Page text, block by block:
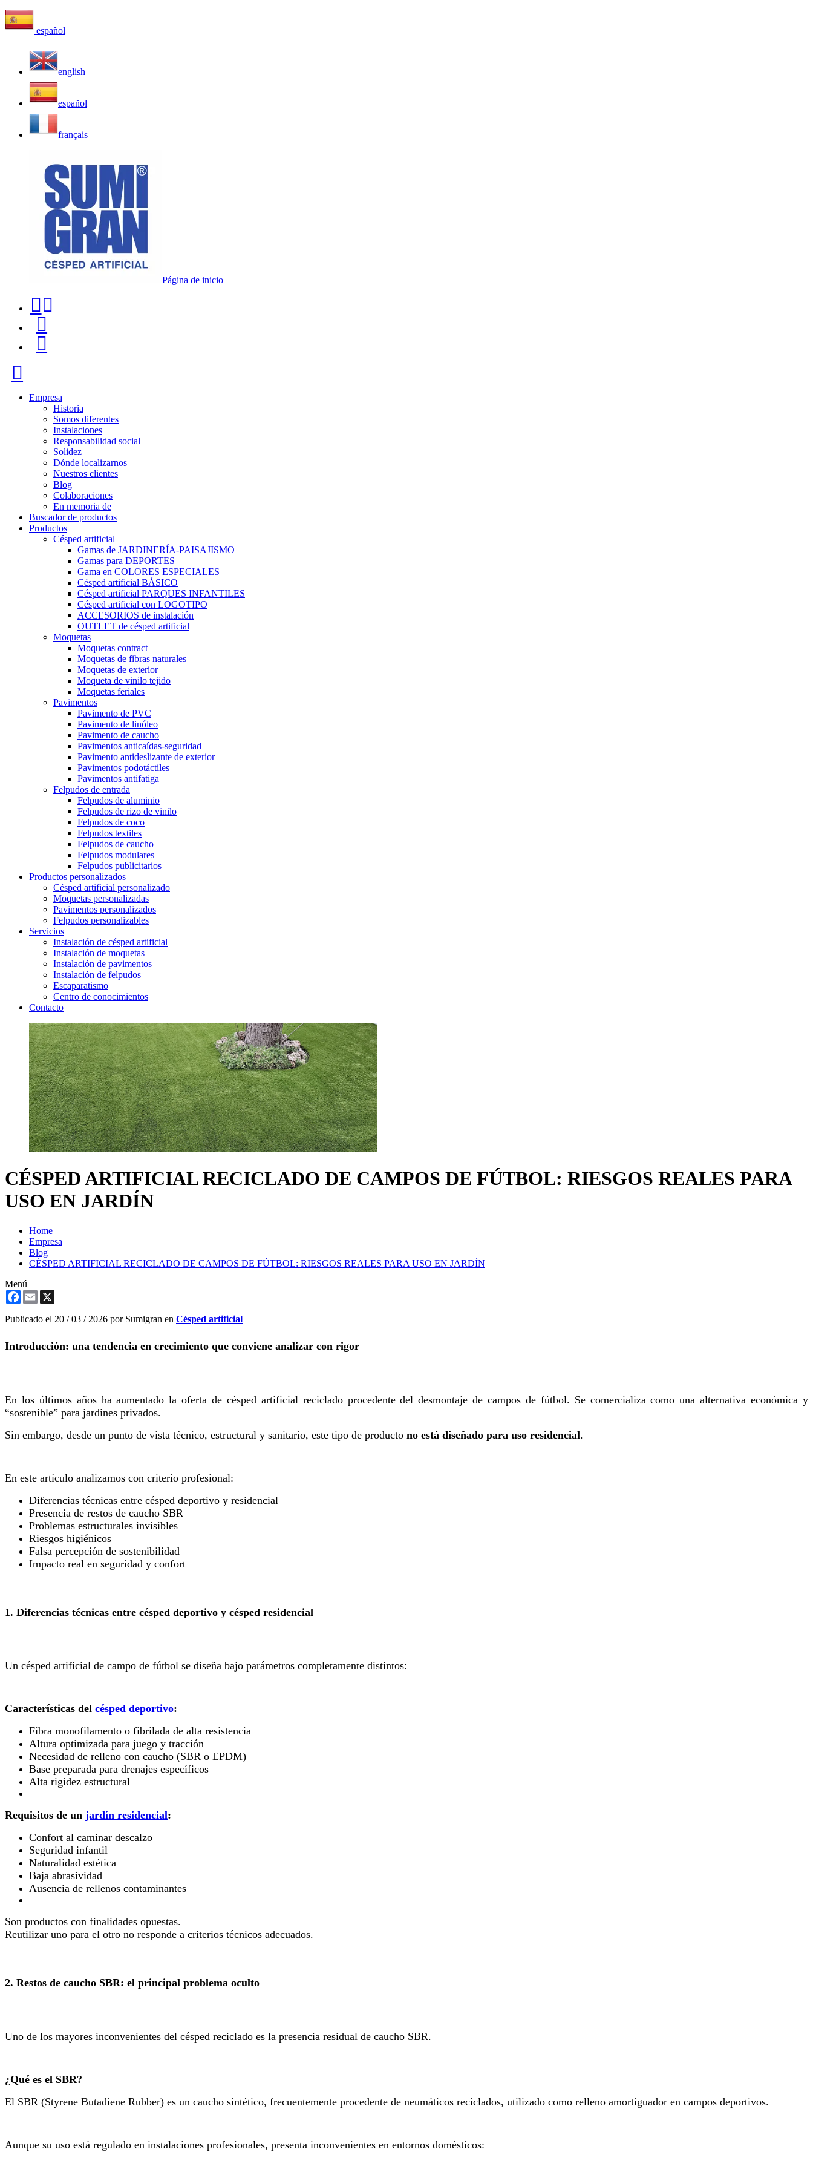
español
english
español
français
Página de inicio
116
96
57
Empresa
Historia
Somos diferentes
Instalaciones
Responsabilidad social
Solidez
Dónde localizarnos
Nuestros clientes
Blog
Colaboraciones
En memoria de
Buscador de productos
Productos
Césped artificial
Gamas de JARDINERÍA-PAISAJISMO
Gamas para DEPORTES
Gama en COLORES ESPECIALES
Césped artificial BÁSICO
Césped artificial PARQUES INFANTILES
Césped artificial con LOGOTIPO
ACCESORIOS de instalación
OUTLET de césped artificial
Moquetas
Moquetas contract
Moquetas de fibras naturales
Moquetas de exterior
Moqueta de vinilo tejido
Moquetas feriales
Pavimentos
Pavimento de PVC
Pavimento de linóleo
Pavimento de caucho
Pavimentos anticaídas-seguridad
Pavimento antideslizante de exterior
Pavimentos podotáctiles
Pavimentos antifatiga
Felpudos de entrada
Felpudos de aluminio
Felpudos de rizo de vinilo
Felpudos de coco
Felpudos textiles
Felpudos de caucho
Felpudos modulares
Felpudos publicitarios
Productos personalizados
Césped artificial personalizado
Moquetas personalizadas
Pavimentos personalizados
Felpudos personalizables
Servicios
Instalación de césped artificial
Instalación de moquetas
Instalación de pavimentos
Instalación de felpudos
Escaparatismo
Centro de conocimientos
Contacto
CÉSPED ARTIFICIAL RECICLADO DE CAMPOS DE FÚTBOL: RIESGOS REALES PARA
USO EN JARDÍN
Home
Empresa
Blog
CÉSPED ARTIFICIAL RECICLADO DE CAMPOS DE FÚTBOL: RIESGOS REALES PARA USO EN JARDÍN
Menú
Facebook
Email
Publicado el 20 / 03 / 2026 por Sumigran en Césped artificial
Introducción: una tendencia en crecimiento que conviene analizar con rigor
En los últimos años ha aumentado la oferta de césped artificial reciclado procedente del desmontaje de campos de fútbol. Se comercializa como una alternativa económica y
“sostenible” para jardines privados.
Sin embargo, desde un punto de vista técnico, estructural y sanitario, este tipo de producto no está diseñado para uso residencial.
En este artículo analizamos con criterio profesional:
Diferencias técnicas entre césped deportivo y residencial
Presencia de restos de caucho SBR
Problemas estructurales invisibles
Riesgos higiénicos
Falsa percepción de sostenibilidad
Impacto real en seguridad y confort
1. Diferencias técnicas entre césped deportivo y césped residencial
Un césped artificial de campo de fútbol se diseña bajo parámetros completamente distintos:
Características del césped deportivo:
Fibra monofilamento o fibrilada de alta resistencia
Altura optimizada para juego y tracción
Necesidad de relleno con caucho (SBR o EPDM)
Base preparada para drenajes específicos
Alta rigidez estructural
Requisitos de un jardín residencial:
Confort al caminar descalzo
Seguridad infantil
Naturalidad estética
Baja abrasividad
Ausencia de rellenos contaminantes
Son productos con finalidades opuestas.
Reutilizar uno para el otro no responde a criterios técnicos adecuados.
2. Restos de caucho SBR: el principal problema oculto
Uno de los mayores inconvenientes del césped reciclado es la presencia residual de caucho SBR.
¿Qué es el SBR?
El SBR (Styrene Butadiene Rubber) es un caucho sintético, frecuentemente procedente de neumáticos reciclados, utilizado como relleno amortiguador en campos deportivos.
Aunque su uso está regulado en instalaciones profesionales, presenta inconvenientes en entornos domésticos: